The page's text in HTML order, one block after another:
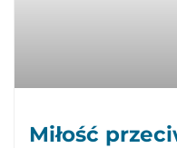
Miłość